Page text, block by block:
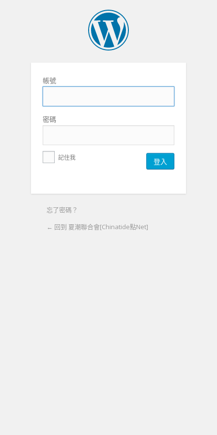
帳號
密碼
記住我
忘了密碼？
← 回到 夏潮聯合會[Chinatide點Net]